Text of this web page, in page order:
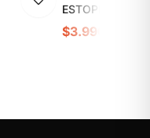
ESTOPEROLES
$3.990